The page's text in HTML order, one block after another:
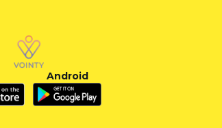
Android